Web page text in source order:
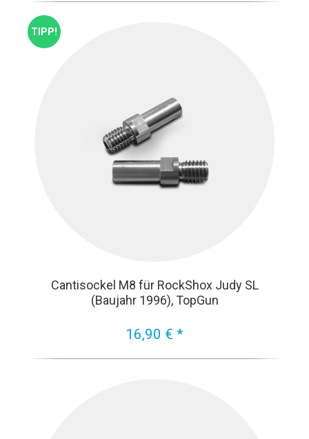
TIPP!
Cantisockel M8 für RockShox Judy SL
(Baujahr 1996), TopGun
16,90 € *